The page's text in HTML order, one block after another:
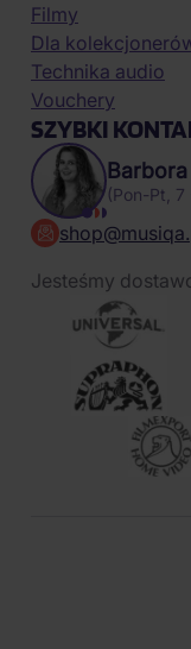
Filmy
Dla
Technika audio
Vouchery
SZYBKI
(Pon-Pt, 7
Jesteśmy